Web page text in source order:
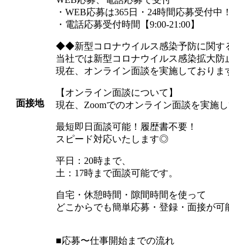
面接地
・WEB応募は365日・24時間応募受付中！
・電話応募受付時間【9:00-21:00】
◆◆新型コロナウイルス感染予防に関
当社では新型コロナウイルス感染拡大防
現在、オンライン面談を実施しておりま
【オンライン面談について】
現在、Zoomでのオンライン面談を実施し
最短即日面談可能！履歴書不要！
スピード対応いたします◎
平日：20時まで、
土：17時まで面談可能です。
自宅・休憩時間・隙間時間を使って
どこからでも簡単応募・登録・面接が可
■応募〜仕事開始までの流れ